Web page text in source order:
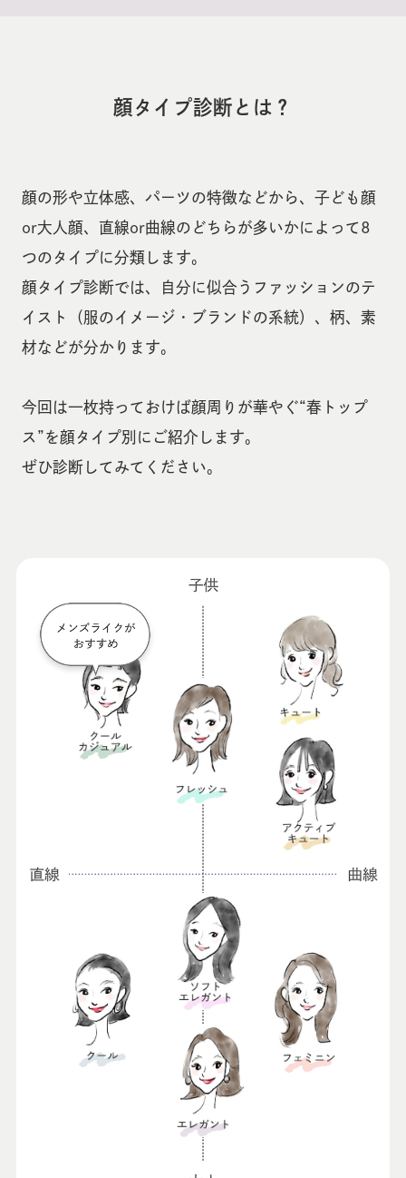
顔タイプ診断とは？
顔の形や立体感、パーツの特徴などから、子ども顔
or大人顔、直線or曲線のどちらが多いかによって8
つのタイプに分類します。
顔タイプ診断では、自分に似合うファッションのテ
イスト（服のイメージ・ブランドの系統）、柄、素
材などが分かります。
今回は一枚持っておけば顔周りが華やぐ“春トップ
ス”を顔タイプ別にご紹介します。
ぜひ診断してみてください。